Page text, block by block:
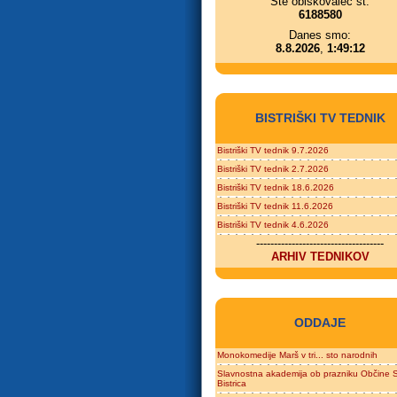
6188580
Danes smo:
8.8.2026, 1:49:12
BISTRIŠKI TV TEDNIK
Bistriški TV tednik 9.7.2026
Bistriški TV tednik 2.7.2026
Bistriški TV tednik 18.6.2026
Bistriški TV tednik 11.6.2026
Bistriški TV tednik 4.6.2026
------------------------------------
ARHIV TEDNIKOV
ODDAJE
Monokomedije Marš v tri... sto narodnih
Slavnostna akademija ob prazniku Občine
Bistrica